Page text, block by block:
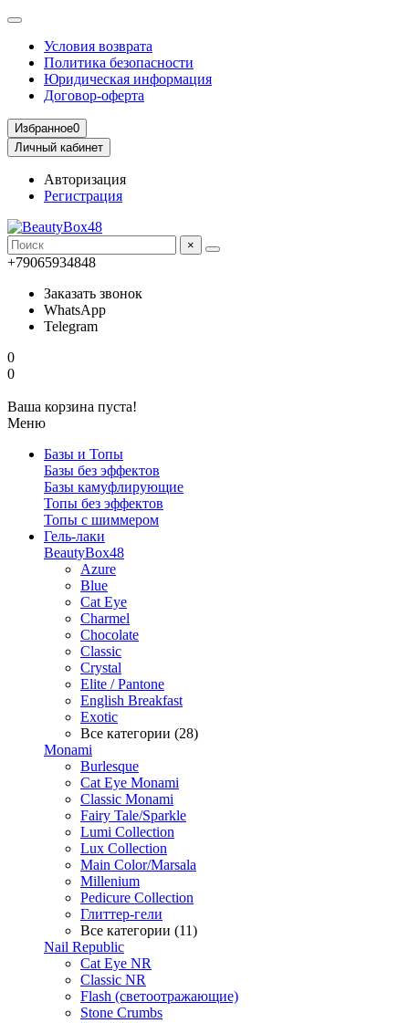
Условия возврата
Политика безопасности
Юридическая информация
Договор-оферта
Избранное0
Личный кабинет
Авторизация
Регистрация
×
+79065934848
Заказать звонок
WhatsApp
Telegram
0
0
Ваша корзина пуста!
Меню
Базы и Топы
Базы без эффектов
Базы камуфлирующие
Топы без эффектов
Топы с шиммером
Гель-лаки
BeautyBox48
Azure
Blue
Cat Eye
Charmel
Chocolate
Classic
Crystal
Elite / Pantone
English Breakfast
Exotic
Все категории (28)
Monami
Burlesque
Cat Eye Monami
Classic Monami
Fairy Tale/Sparkle
Lumi Collection
Lux Collection
Main Color/Marsala
Millenium
Pedicure Collection
Глиттер-гели
Все категории (11)
Nail Republic
Cat Eye NR
Classic NR
Flash (светоотражающие)
Stone Crumbs